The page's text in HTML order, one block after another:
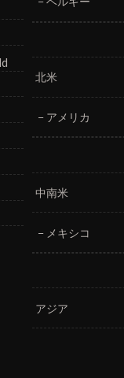
北米
アメリカ
中南米
メキシコ
アジア